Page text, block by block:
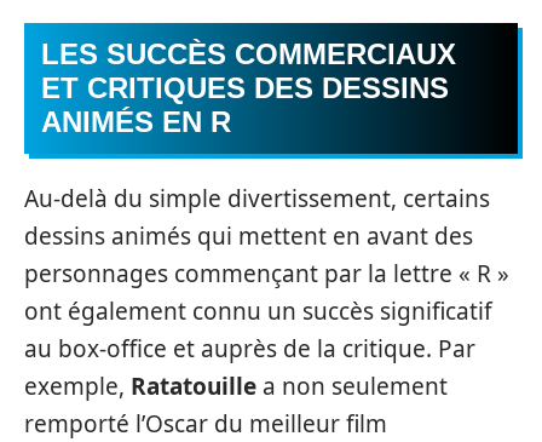
LES SUCCÈS COMMERCIAUX
ET CRITIQUES DES DESSINS
ANIMÉS EN R
Au-delà du simple divertissement, certains
dessins animés qui mettent en avant des
personnages commençant par la lettre « R »
ont également connu un succès significatif
au box-office et auprès de la critique. Par
exemple, Ratatouille a non seulement
remporté l’Oscar du meilleur film